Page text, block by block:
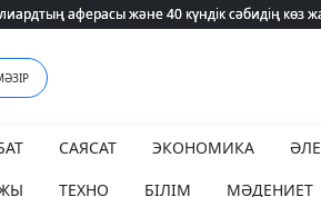
аферасы және 40 күндік сәбидің
аферасы және 40 күндік сәбидің
САЯСАТ ЭКОНОМИКА
ТЕХНО БІЛІМ МӘДЕНИЕТ